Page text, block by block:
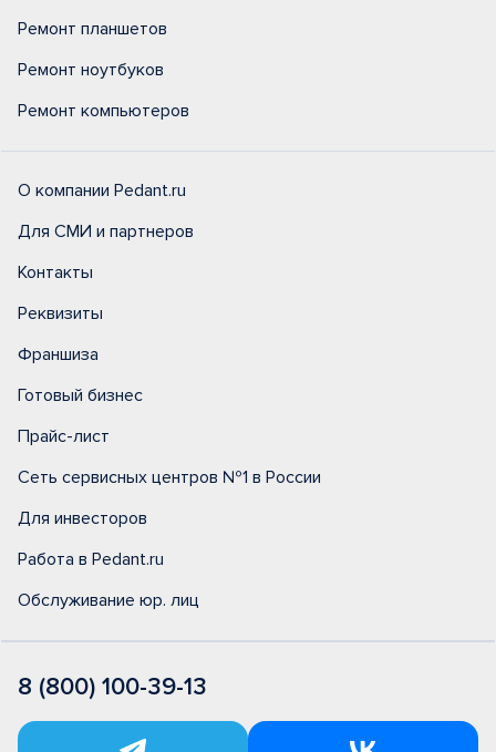
Ремонт планшетов
Ремонт ноутбуков
Ремонт компьютеров
О компании Pedant.ru
Для СМИ и партнеров
Контакты
Реквизиты
Франшиза
Готовый бизнес
Прайс-лист
Сеть сервисных центров №1 в России
Для инвесторов
Работа в Pedant.ru
Обслуживание юр. лиц
8 (800) 100-39-13